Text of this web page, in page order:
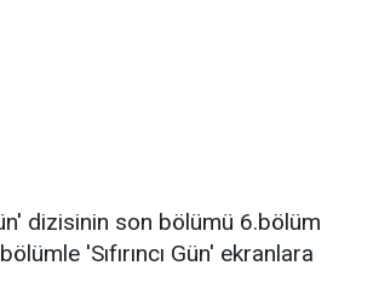
dizisinin son bölümü 6.bölüm
'Sıfırıncı Gün' ekranlara